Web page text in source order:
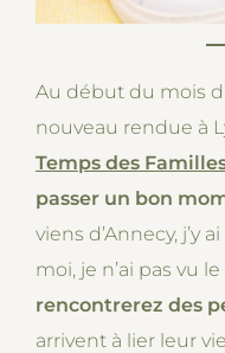
Au début du mois
nouveau rendue à
Temps des
passer un bon
viens d’Annecy, j’y
moi, je n’ai pas vu
rencontrerez des
arrivent à lier leur